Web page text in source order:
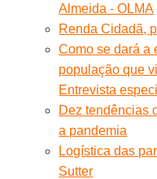
Almeida - OLMA
Renda Cidadã,
Como se dará a
população que
Entrevista
Dez tendências
a pandemia
Logística das
Sutter